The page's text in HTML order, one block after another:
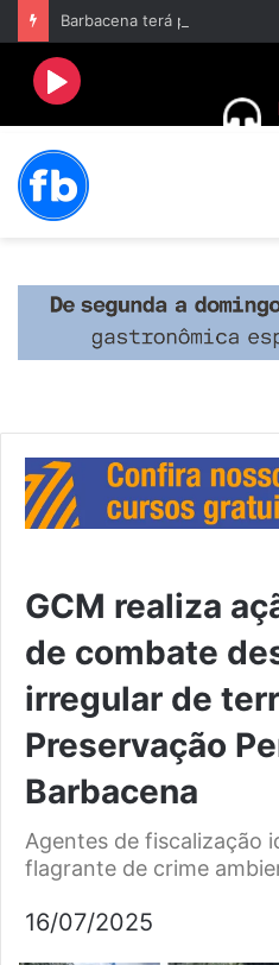
GCM realiza
de combate
irregular de
Preservação
Barbacena
Agentes de fiscalização
flagrante de crime
16/07/2025